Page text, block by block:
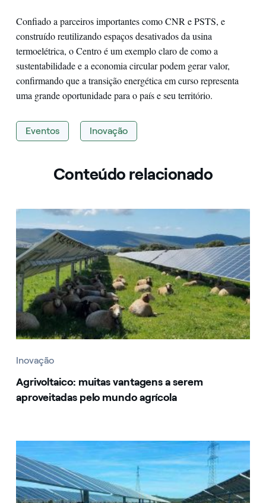
Confiado a parceiros importantes como CNR e PSTS, e
construído reutilizando espaços desativados da usina
termoelétrica, o Centro é um exemplo claro de como a
sustentabilidade e a economia circular podem gerar valor,
confirmando que a transição energética em curso representa
uma grande oportunidade para o país e seu território.
Eventos Inovação
Conteúdo relacionado
Inovação
Agrivoltaico: muitas vantagens a serem
aproveitadas pelo mundo agrícola